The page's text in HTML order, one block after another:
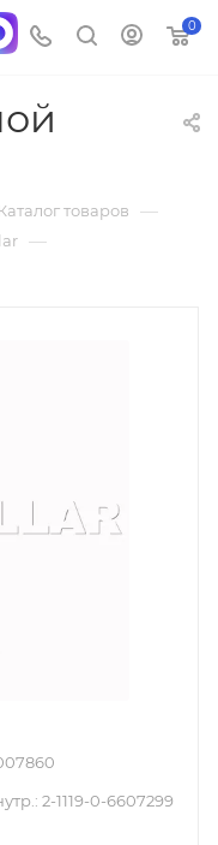
0
товаров —
—
2-1119-0-6607299